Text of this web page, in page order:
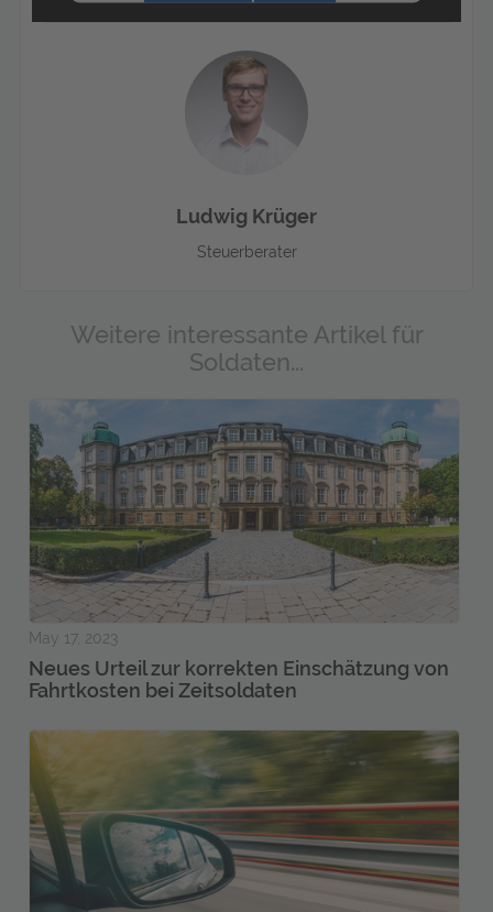
Management Platform
Ludwig Krüger
Steuerberater
Weitere interessante Artikel für
Soldaten...
May 17, 2023
Neues Urteil zur korrekten Einschätzung von
Fahrtkosten bei Zeitsoldaten